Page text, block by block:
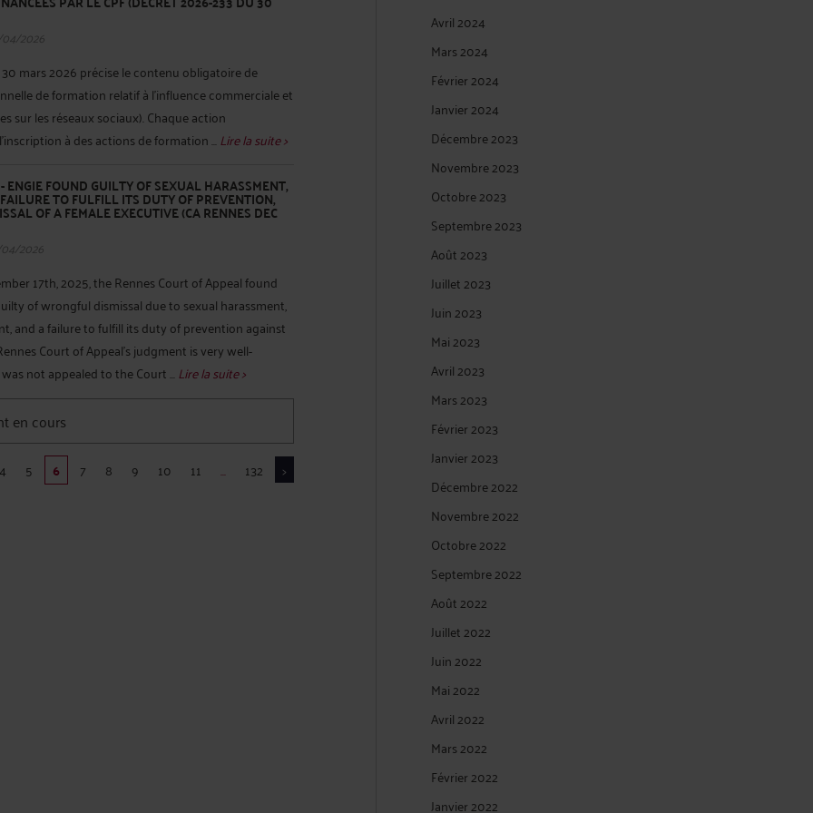
2026
mars 2026 précise le contenu obligatoire de
de formation relatif à l’influence commerciale et
sur les réseaux sociaux). Chaque action
à des actions de formation ...Lire la suite >
FOUND GUILTY OF SEXUAL HARASSMENT,
TO FULFILL ITS DUTY OF PREVENTION,
OF A FEMALE EXECUTIVE (CA RENNES DEC
2026
17th, 2025, the Rennes Court of Appeal found
of wrongful dismissal due to sexual harassment,
and a failure to fulfill its duty of prevention against
Court of Appeal's judgment is very well-
not appealed to the Court ...Lire la suite >
en cours
4 5 6 7 8 9 10 11 ... 132 >
Avril 2024
Mars 2024
Février 2024
Janvier 2024
Décembre 2023
Novembre 2023
Octobre 2023
Septembre 2023
Août 2023
Juillet 2023
Juin 2023
Mai 2023
Avril 2023
Mars 2023
Février 2023
Janvier 2023
Décembre 2022
Novembre 2022
Octobre 2022
Septembre 2022
Août 2022
Juillet 2022
Juin 2022
Mai 2022
Avril 2022
Mars 2022
Février 2022
Janvier 2022